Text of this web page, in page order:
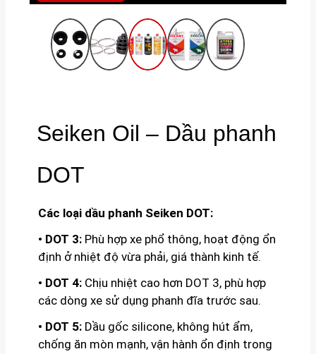
Seiken Oil – Dầu phanh
DOT
Các loại dầu phanh Seiken DOT:
• DOT 3: Phù hợp xe phổ thông, hoạt động ổn
định ở nhiệt độ vừa phải, giá thành kinh tế.
• DOT 4: Chịu nhiệt cao hơn DOT 3, phù hợp
các dòng xe sử dụng phanh đĩa trước sau.
• DOT 5: Dầu gốc silicone, không hút ẩm,
chống ăn mòn mạnh, vận hành ổn định trong